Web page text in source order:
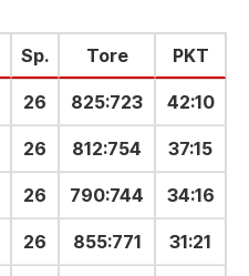
Sp. Tore PKT
26 825:723 42:10
26 812:754 37:15
26 790:744 34:16
26 855:771 31:21